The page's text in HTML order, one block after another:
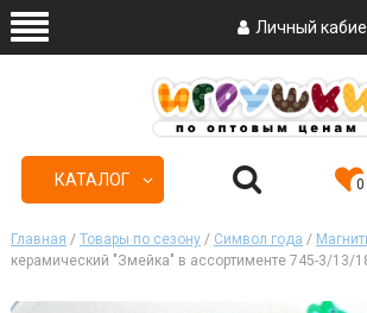
Личный
КАТАЛОГ 0
Главная / Товары по сезону/ Символ года /
керамический "Змейка" в ассортименте 745-3/13/